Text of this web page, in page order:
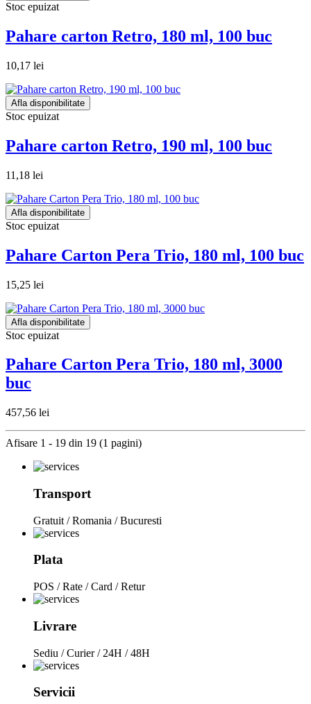
Stoc epuizat
Pahare carton Retro, 180 ml, 100 buc
10,17 lei
Afla disponibilitate
Stoc epuizat
Pahare carton Retro, 190 ml, 100 buc
11,18 lei
Afla disponibilitate
Stoc epuizat
Pahare Carton Pera Trio, 180 ml, 100 buc
15,25 lei
Afla disponibilitate
Stoc epuizat
Pahare Carton Pera Trio, 180 ml, 3000
buc
457,56 lei
Afisare 1 - 19 din 19 (1 pagini)
Transport
Gratuit / Romania / Bucuresti
Plata
POS / Rate / Card / Retur
Livrare
Sediu / Curier / 24H / 48H
Servicii